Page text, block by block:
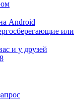
Android
или
и у друзей